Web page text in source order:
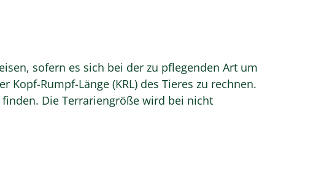
sofern es sich bei der zu pflegenden Art um
Rumpf-Länge (KRL) des Tieres zu rechnen.
Die Terrariengröße wird bei nicht